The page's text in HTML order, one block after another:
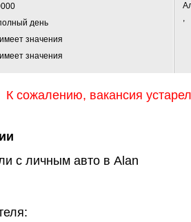
день
значения
значения
,
К сожалению, вакансия
с личным авто в Alan